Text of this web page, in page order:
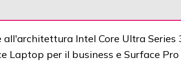
all'architettura Intel Core Ultra
Laptop per il business e Surface